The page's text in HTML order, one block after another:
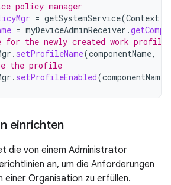
policy manager
= getSystemService(Context
= myDeviceAdminReceiver .
for the newly created work profile.
. setProfileName(componentName,
the profile
. setProfileEnabled(componentName
einrichten
die von einem Administrator
an, um die Anforderungen
einer Organisation zu erfüllen.